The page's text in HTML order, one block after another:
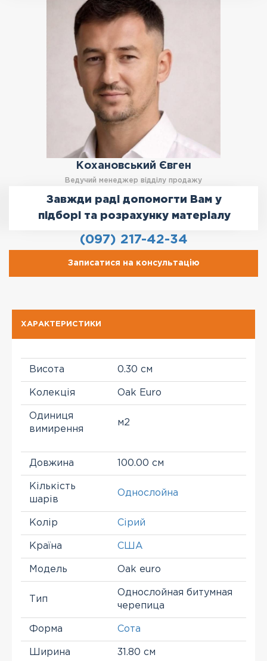
Кохановський Євген
Ведучий менеджер відділу продажу
Завжди раді допомогти Вам у
підборі та розрахунку матеріалу
(097) 217-42-34
Записатися на консультацію
ХАРАКТЕРИСТИКИ
Висота 0.30 см
Колекція Oak Euro
Одиниця
вимирення
м2
Довжина 100.00 см
Кількість
шарів
Однослойна
Колір Сірий
Країна США
Модель Oak euro
Тип
Однослойная битумная
черепица
Форма Сота
Ширина 31.80 см